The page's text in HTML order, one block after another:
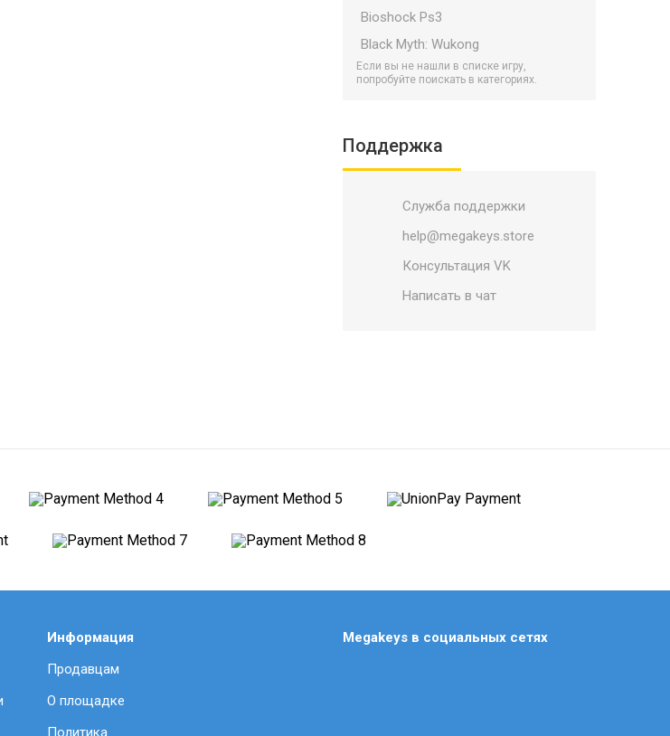
Bioshock Ps3
Black Myth: Wukong
Bloodborne
Borderlands Ps3
Call of Duty Ps3
Call of Duty PS5/PS4
Call of Duty: Black Ops 7
Catalyst
Crimson Desert
Crysis Ps3
Crysis Ps5/4
Cyberpunk
Dark Souls аккаунт Ps4/5
Если вы не нашли в списке игру,
попробуйте поискать в категориях.
Поддержка
Служба поддержки
help@megakeys.store
Консультация VK
Написать в чат
Информация
Продавцам
О площадке
Политика
Megakeys в социальных сетях